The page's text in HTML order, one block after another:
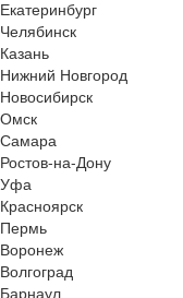
Екатеринбург
Челябинск
Казань
Нижний Новгород
Новосибирск
Омск
Самара
Ростов-на-Дону
Уфа
Красноярск
Пермь
Воронеж
Волгоград
Барнаул